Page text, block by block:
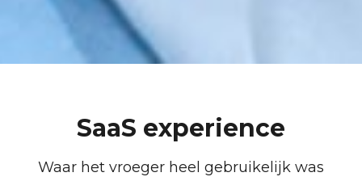
SaaS experience
Waar het vroeger heel gebruikelijk was